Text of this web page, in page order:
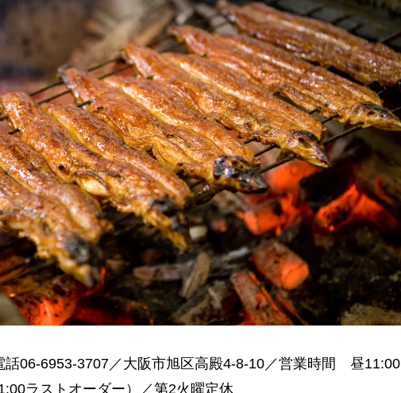
話06-6953-3707／大阪市旭区高殿4-8-10／営業時間 昼11:00
ラストオーダー）／第2火曜定休